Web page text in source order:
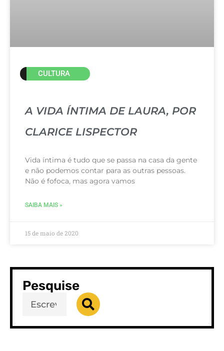
CULTURA
A VIDA ÍNTIMA DE LAURA, POR
CLARICE LISPECTOR
Vida íntima é tudo que se passa na casa da gente
e não podemos contar para as outras pessoas.
Não é fofoca, mas agora vamos
SAIBA MAIS »
15 de maio de 2020
Pesquise